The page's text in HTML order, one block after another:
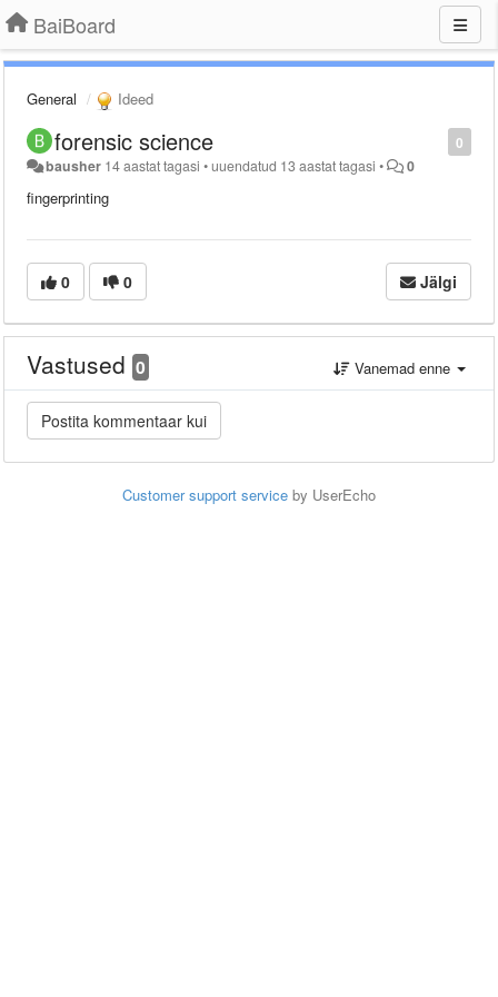
BaiBoard
General Ideed
0
forensic science
bausher 14 aastat tagasi •uuendatud 13 aastat tagasi • 0
fingerprinting
0 0 Jälgi
Vastused 0 Vanemad enne
Customer support service by UserEcho